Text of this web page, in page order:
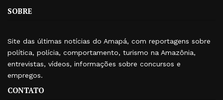
SOBRE
Site das últimas notícias do Amapá, com reportagens sobre
política, polícia, comportamento, turismo na Amazônia,
entrevistas, vídeos, informações sobre concursos e
empregos.
CONTATO